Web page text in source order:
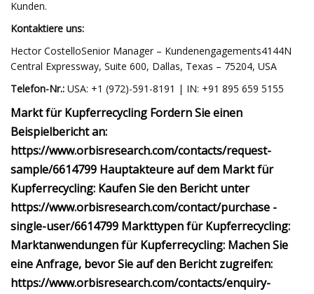
Kunden.
Kontaktiere uns:
Hector CostelloSenior Manager – Kundenengagements4144N
Central Expressway, Suite 600, Dallas, Texas – 75204, USA
Telefon-Nr.: USA: +1 (972)-591-8191 | IN: +91 895 659 5155
Markt für Kupferrecycling Fordern Sie einen
Beispielbericht an:
https://www.orbisresearch.com/contacts/request-
sample/6614799 Hauptakteure auf dem Markt für
Kupferrecycling: Kaufen Sie den Bericht unter
https://www.orbisresearch.com/contact/purchase -
single-user/6614799 Markttypen für Kupferrecycling:
Marktanwendungen für Kupferrecycling: Machen Sie
eine Anfrage, bevor Sie auf den Bericht zugreifen:
https://www.orbisresearch.com/contacts/enquiry-